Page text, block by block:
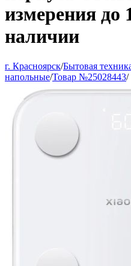
измерения до
наличии
г. Красноярск/Бытовая
напольные/Товар №25028443/